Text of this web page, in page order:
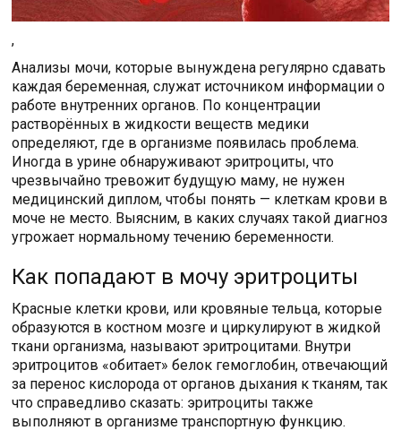
,
Анализы мочи, которые вынуждена регулярно сдавать
каждая беременная, служат источником информации о
работе внутренних органов. По концентрации
растворённых в жидкости веществ медики
определяют, где в организме появилась проблема.
Иногда в урине обнаруживают эритроциты, что
чрезвычайно тревожит будущую маму, не нужен
медицинский диплом, чтобы понять — клеткам крови в
моче не место. Выясним, в каких случаях такой диагноз
угрожает нормальному течению беременности.
Как попадают в мочу эритроциты
Красные клетки крови, или кровяные тельца, которые
образуются в костном мозге и циркулируют в жидкой
ткани организма, называют эритроцитами. Внутри
эритроцитов «обитает» белок гемоглобин, отвечающий
за перенос кислорода от органов дыхания к тканям, так
что справедливо сказать: эритроциты также
выполняют в организме транспортную функцию.